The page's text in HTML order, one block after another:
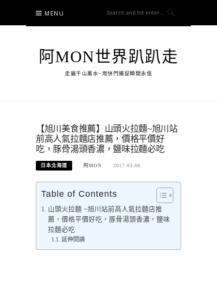
content
MENU
阿MON世界趴趴走
走遍千山萬水~用快門捕捉瞬間永恆
【旭川美食推薦】山頭火拉麵~旭川站
前高人氣拉麵店推薦，價格平價好
吃，豚骨湯頭香濃，鹽味拉麵必吃
日本北海道 阿MON 2017-03-08
Table of Contents
山頭火拉麵 ~旭川站前高人氣拉麵店推
薦，價格平價好吃，豚骨湯頭香濃，鹽味
拉麵必吃
延伸閱讀